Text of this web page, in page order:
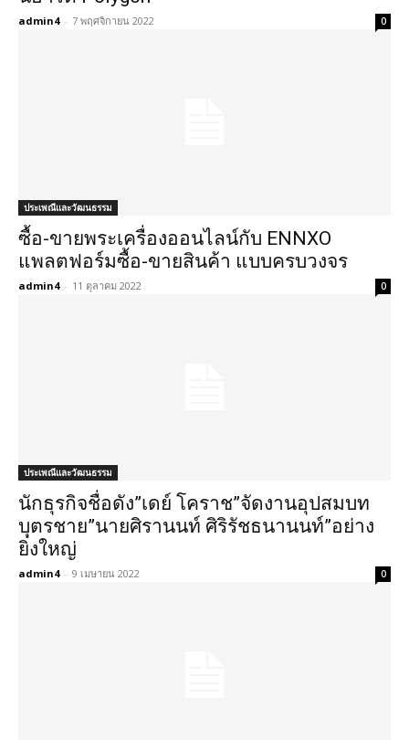
admin4 - 7 พฤศจิกายน 2022 0
ประเพณีและวัฒนธรรม
ซื้อ-ขายพระเครื่องออนไลน์กับ ENNXO
แพลตฟอร์มซื้อ-ขายสินค้า แบบครบวงจร
admin4 - 11 ตุลาคม 2022 0
ประเพณีและวัฒนธรรม
นักธุรกิจชื่อดัง”เดย์ โคราช”จัดงานอุปสมบท
บุตรชาย”นายศิรานนท์ ศิริรัชธนานนท์”อย่าง
ยิ่งใหญ่
admin4 - 9 เมษายน 2022 0